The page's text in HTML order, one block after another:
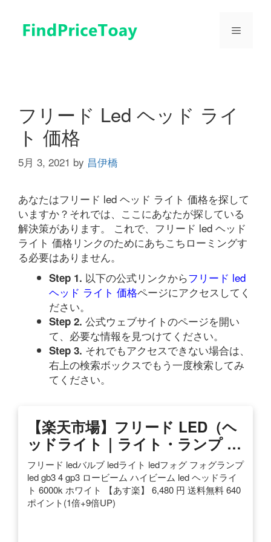
メ
フリード Led ヘッド ライ
ト 価格
5月 3, 2021 by 昌伊橋
あなたはフリード led ヘッド ライト 価格を探して
いますか？それでは、ここにあなたが探している
解決策があります。 これで、フリード led ヘッド
ライト 価格リンクのためにあちこちローミングす
る必要はありません。
Step 1. 以下の公式リンクからフリード led
ヘッド ライト 価格ページにアクセスしてく
ださい。
Step 2. 公式ウェブサイトのページを開い
て、必要な情報を見つけてください。
Step 3. それでもアクセスできない場合は、
右上の検索ボックスでもう一度検索してみ
てください。
【楽天市場】フリード LED（ヘ
ッドライト｜ライト・ランプ …
フリード ledバルブ ledライト ledフォグ フォグランプ
led gb3 4 gp3 ロービーム ハイビーム led ヘッドライ
ト 6000k ホワイト 【あす楽】 6,480 円 送料無料 640
ポイント(1倍+9倍UP)